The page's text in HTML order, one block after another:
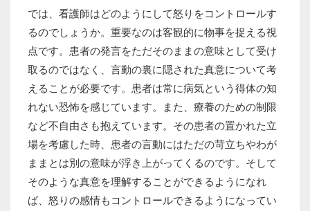
では、看護師はどのようにして怒りをコントロールす
るのでしょうか。重要なのは客観的に物事を捉える視
点です。患者の発言をただそのままの意味として受け
取るのではなく、言動の裏に隠された真意について考
えることが必要です。患者は常に病気という得体の知
れない恐怖を感じています。また、療養のための制限
など不自由さも抱えています。その患者の置かれた立
場を考慮した時、患者の言動にはただの苛立ちやわが
ままとは別の意味が浮き上がってくるのです。そして
そのような真意を理解することができるようになれ
ば、怒りの感情もコントロールできるようになってい